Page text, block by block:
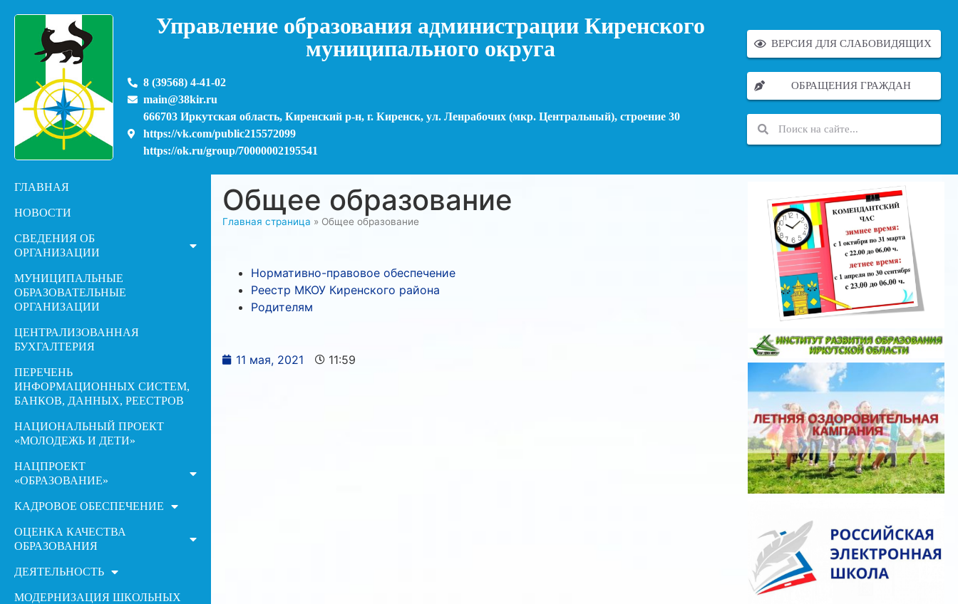
Управление образования администрации Киренского
муниципального округа
8 (39568) 4-41-02
main@38kir.ru
666703 Иркутская область, Киренский р-н, г. Киренск, ул. Ленрабочих (мкр. Центральный), строение 30
https://vk.com/public215572099
https://ok.ru/group/70000002195541
ВЕРСИЯ ДЛЯ СЛАБОВИДЯЩИХ
ОБРАЩЕНИЯ ГРАЖДАН
ГЛАВНАЯ
НОВОСТИ
СВЕДЕНИЯ ОБ
ОРГАНИЗАЦИИ
МУНИЦИПАЛЬНЫЕ
ОБРАЗОВАТЕЛЬНЫЕ
ОРГАНИЗАЦИИ
ЦЕНТРАЛИЗОВАННАЯ
БУХГАЛТЕРИЯ
ПЕРЕЧЕНЬ
ИНФОРМАЦИОННЫХ СИСТЕМ,
БАНКОВ, ДАННЫХ, РЕЕСТРОВ
НАЦИОНАЛЬНЫЙ ПРОЕКТ
«МОЛОДЕЖЬ И ДЕТИ»
НАЦПРОЕКТ
«ОБРАЗОВАНИЕ»
КАДРОВОЕ ОБЕСПЕЧЕНИЕ
ОЦЕНКА КАЧЕСТВА
ОБРАЗОВАНИЯ
ДЕЯТЕЛЬНОСТЬ
МОДЕРНИЗАЦИЯ ШКОЛЬНЫХ
Общее образование
Главная страница » Общее образование
Нормативно-правовое обеспечение
Реестр МКОУ Киренского района
Родителям
11 мая, 2021 11:59